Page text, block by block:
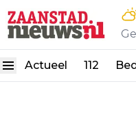
Actueel 112